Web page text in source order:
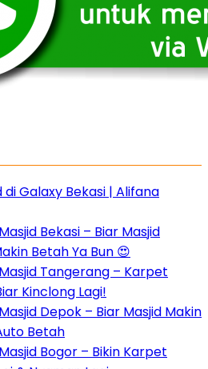
Galaxy Bekasi | Alifana
Bekasi – Biar Masjid
Betah Ya Bun 😍
Tangerang – Karpet
Kinclong Lagi!
Depok – Biar Masjid Makin
Betah
Bogor – Bikin Karpet